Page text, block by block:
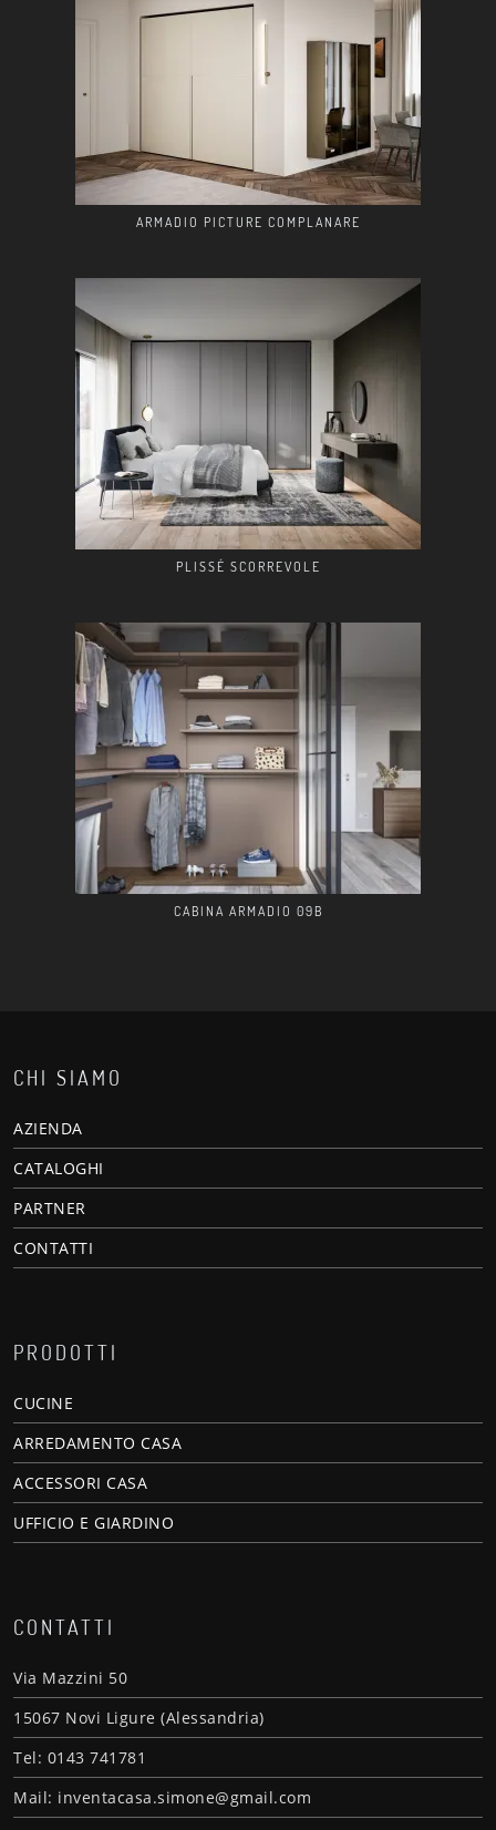
ARMADIO PICTURE COMPLANARE
PLISSÉ SCORREVOLE
CABINA ARMADIO 09B
CHI SIAMO
AZIENDA
CATALOGHI
PARTNER
CONTATTI
PRODOTTI
CUCINE
ARREDAMENTO CASA
ACCESSORI CASA
UFFICIO E GIARDINO
CONTATTI
Via Mazzini 50
15067 Novi Ligure (Alessandria)
Tel: 0143 741781
Mail: inventacasa.simone@gmail.com